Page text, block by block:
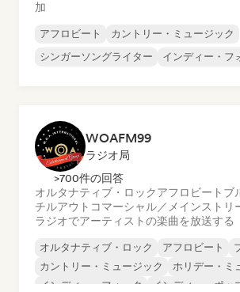
加
アフロビート
カントリー・ミュージック
シンガーソングライター
インディー・フ
WOAFM99
ラジオ局
>700件の回答
オルタナティブ・ロックアフロビート ブ
チルアウト コマーシャル／メインストリ
ラジオでアーティストの楽曲を放送する
オルタナティブ・ロック アフロビート
カントリー・ミュージック
ホリデー・ミ
インディー・フォーク
インディー・ポッ